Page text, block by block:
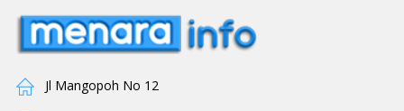
Jl Mangopoh No 12